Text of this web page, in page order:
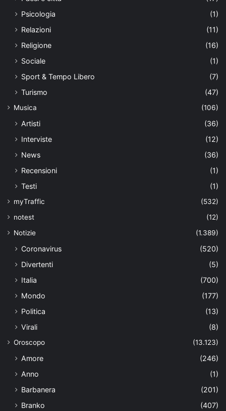
Psicologia
(1)
Relazioni
(11)
Religione
(16)
Sociale
(1)
Sport & Tempo Libero
(7)
Turismo
(47)
Musica (106)
Artisti
(36)
Interviste
(12)
News
(36)
Recensioni
(1)
Testi
(1)
myTraffic
(532)
notest
(12)
Notizie
(1.389)
Coronavirus
(520)
Divertenti
(5)
Italia
(700)
Mondo
(177)
Politica
(13)
Virali
(8)
Oroscopo (13.123)
Amore
(246)
Anno
(1)
Barbanera
(201)
Branko
(407)